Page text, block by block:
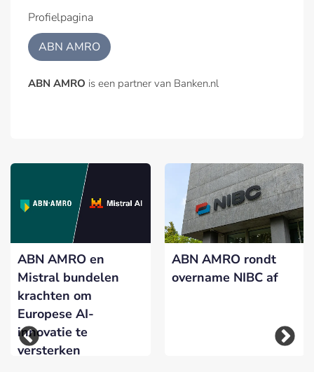
Profielpagina
ABN AMRO
ABN AMRO is een partner van Banken.nl
ABN AMRO en
Mistral bundelen
krachten om
Europese AI-
innovatie te
versterken
ABN AMRO rondt
overname NIBC af